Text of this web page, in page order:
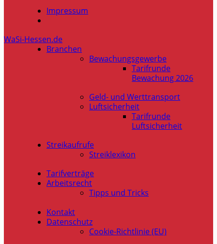
Impressum
WaSi-Hessen.de
Branchen
Bewachungsgewerbe
Tarifrunde
Bewachung 2026
Geld- und Werttransport
Luftsicherheit
Tarifrunde
Luftsicherheit
Streikaufrufe
Streiklexikon
Tarifverträge
Arbeitsrecht
Tipps und Tricks
Kontakt
Datenschutz
Cookie-Richtlinie (EU)